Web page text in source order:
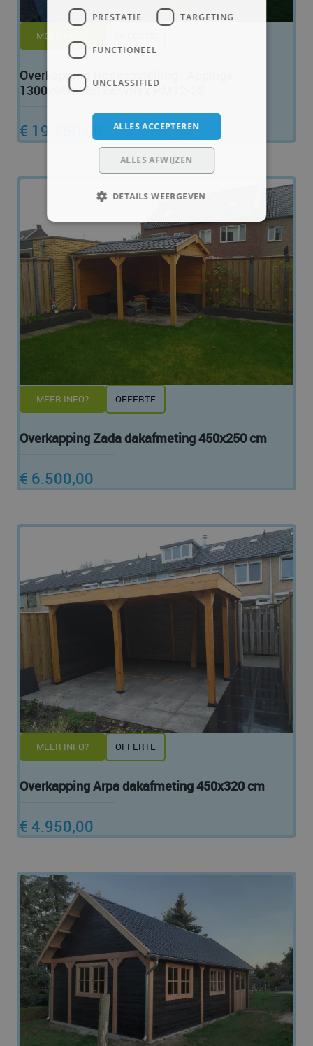
MEER INFO?
Overkapping Hoekopstelling Appinge
1300x950-350 Easyflex PM12-28
€ 19.750,00
MEER INFO? OFFERTE
Overkapping Zada dakafmeting 450x250 cm
€ 6.500,00
MEER INFO? OFFERTE
Overkapping Arpa dakafmeting 450x320 cm
€ 4.950,00
PRESTATIE TARGETING
FUNCTIONEEL
UNCLASSIFIED
ALLES ACCEPTEREN
ALLES AFWIJZEN
DETAILS WEERGEVEN